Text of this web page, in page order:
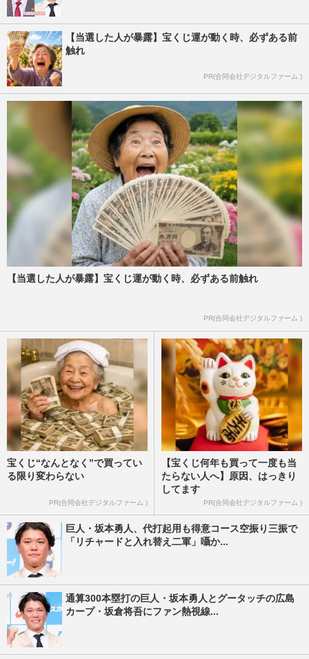
【当選した人が暴露】宝くじ運が動く時、必ずある前
触れ
PR(合同会社デジタルファーム )
【当選した人が暴露】宝くじ運が動く時、必ずある前触れ
PR(合同会社デジタルファーム )
宝くじ“なんとなく”で買ってい
る限り変わらない
PR(合同会社デジタルファーム )
【宝くじ何年も買って一度も当
たらない人へ】原因、はっきり
してます
PR(合同会社デジタルファーム )
巨人・坂本勇人、代打起用も得意コース空振り三振で
「リチャードと入れ替え二軍」囁か...
通算300本塁打の巨人・坂本勇人とグータッチの広島
カープ・坂倉将吾にファン熱視線...